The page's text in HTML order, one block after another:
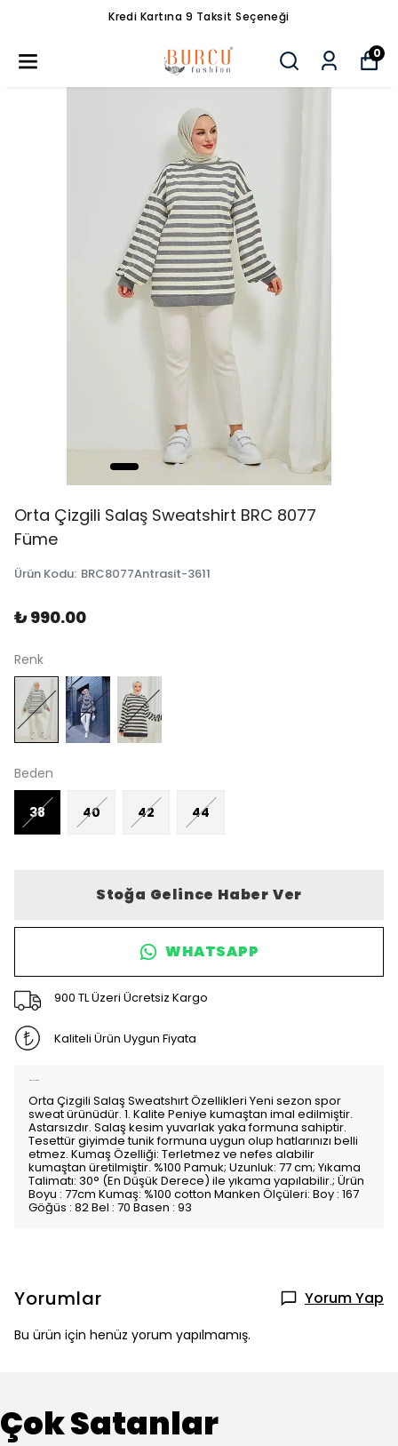
Kredi Kartına 9 Taksit Seçeneği
0
Orta Çizgili Salaş Sweatshirt BRC 8077
Füme
Ürün Kodu: BRC8077Antrasit-3611
₺ 990.00
Renk
Beden
38 40 42 44
Stoğa Gelince Haber Ver
WHATSAPP
900 TL Üzeri Ücretsiz Kargo
Kaliteli Ürün Uygun Fiyata
Orta Çizgili Salaş Sweatshırt Özellikleri Yeni sezon spor
sweat ürünüdür. 1. Kalite Peniye kumaştan imal edilmiştir.
Astarsızdır. Salaş kesim yuvarlak yaka formuna sahiptir.
Tesettür giyimde tunik formuna uygun olup hatlarınızı belli
etmez. Kumaş Özelliği: Terletmez ve nefes alabilir
kumaştan üretilmiştir. %100 Pamuk; Uzunluk: 77 cm; Yıkama
Talimatı: 30° (En Düşük Derece) ile yıkama yapılabilir.; Ürün
Boyu : 77cm Kumaş: %100 cotton Manken Ölçüleri: Boy : 167
Göğüs : 82 Bel : 70 Basen : 93
Yorumlar Yorum Yap
Bu ürün için henüz yorum yapılmamış.
Çok Satanlar